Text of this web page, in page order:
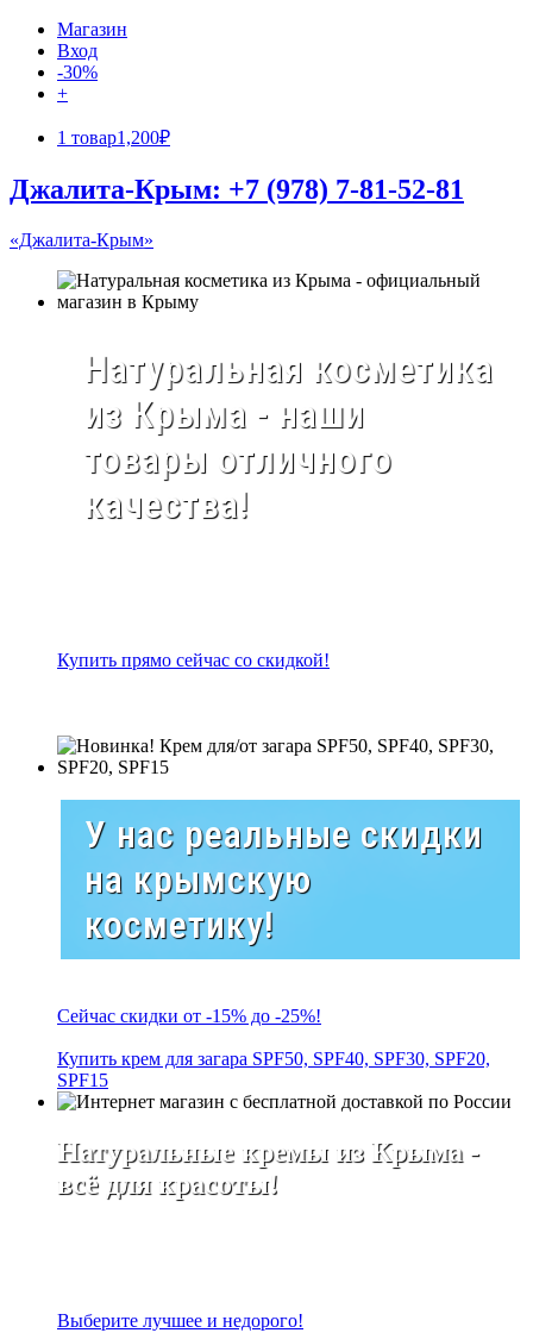
Магазин
Вход
-30%
+
1 товар1,200₽
Джалита-Крым: +7 (978) 7-81-52-81
«Джалита-Крым»
Натуральная косметика
из Крыма - наши
товары отличного
качества!
Купить прямо сейчас со скидкой!
У нас реальные скидки
на крымскую
косметику!
Сейчас скидки от -15% до -25%!
Купить крем для загара SPF50, SPF40, SPF30, SPF20,
SPF15
Натуральные кремы из Крыма -
всё для красоты!
Выберите лучшее и недорого!